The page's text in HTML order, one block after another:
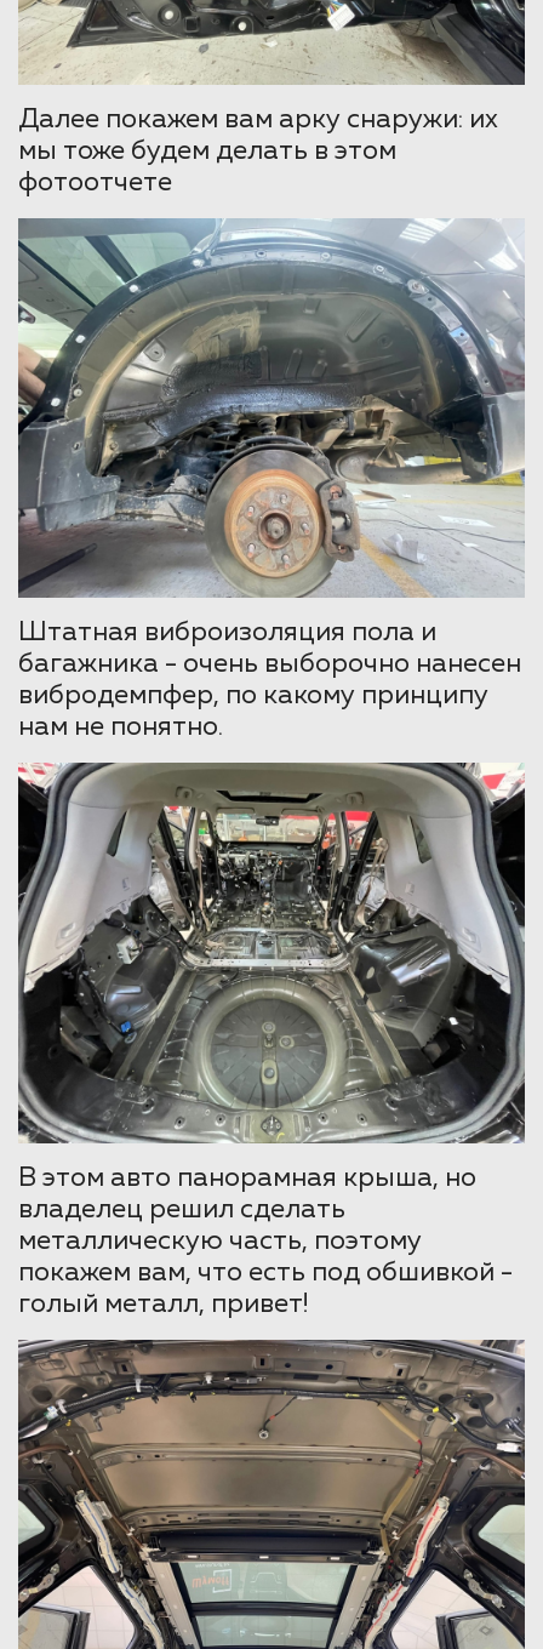
Далее покажем вам арку снаружи: их
мы тоже будем делать в этом
фотоотчете
Штатная виброизоляция пола и
багажника - очень выборочно нанесен
вибродемпфер, по какому принципу
нам не понятно.
В этом авто панорамная крыша, но
владелец решил сделать
металлическую часть, поэтому
покажем вам, что есть под обшивкой -
голый металл, привет!